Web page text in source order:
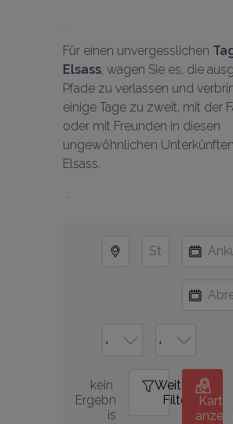
Für einen unvergesslichen
Elsass, wagen Sie es, die
Pfade zu verlassen und
einige Tage zu zweit, mit der
oder mit Freunden in diesen
ungewöhnlichen
Elsass.
.
kein
Ergebn
is
Weitere
Filter
0
Karte